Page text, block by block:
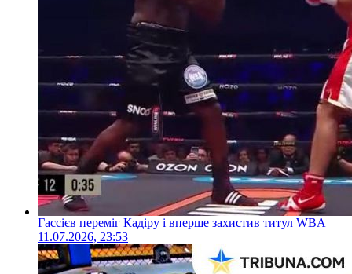
Гассієв переміг Кадіру і вперше захистив титул WBA
11.07.2026, 23:53